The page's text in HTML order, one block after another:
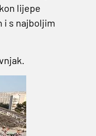
lijepe
i s najboljim